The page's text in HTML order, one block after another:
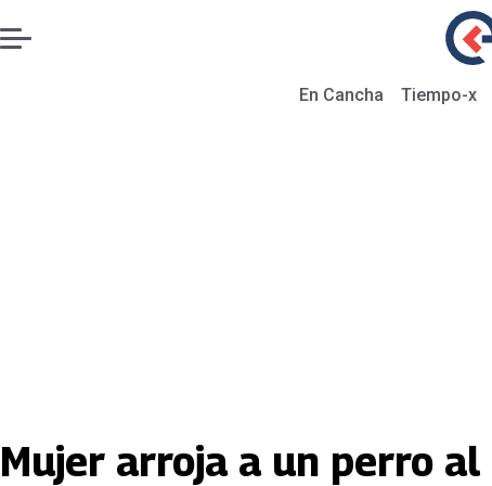
En Cancha Tiempo-x
Mujer arroja a un perro